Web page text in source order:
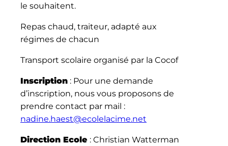
le souhaitent.
Repas chaud, traiteur, adapté aux
régimes de chacun
Transport scolaire organisé par la Cocof
Inscription : Pour une demande
d’inscription, nous vous proposons de
prendre contact par mail :
nadine.haest@ecolelacime.net
Direction Ecole : Christian Watterman